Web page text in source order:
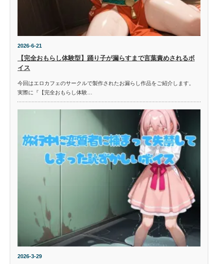
2026-6-21
【完全おもらし体験型】踊り子が漏らすまで言葉責めされるボ
イス
今回はエロカフェのサークルで製作されたお漏らし作品をご紹介します。
実際に『【完全おもらし体験…
2026-3-29